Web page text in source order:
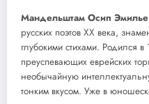
Мандельштам Осип
русских поэтов XX века,
глубокими стихами. Родился
преуспевающих еврейских
необычайную
тонким вкусом. Уже в